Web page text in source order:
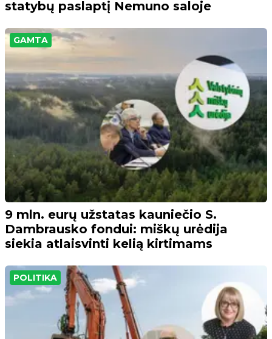
statybų paslaptį Nemuno saloje
GAMTA
9 mln. eurų užstatas kauniečio S.
Dambrausko fondui: miškų urėdija
siekia atlaisvinti kelią kirtimams
POLITIKA